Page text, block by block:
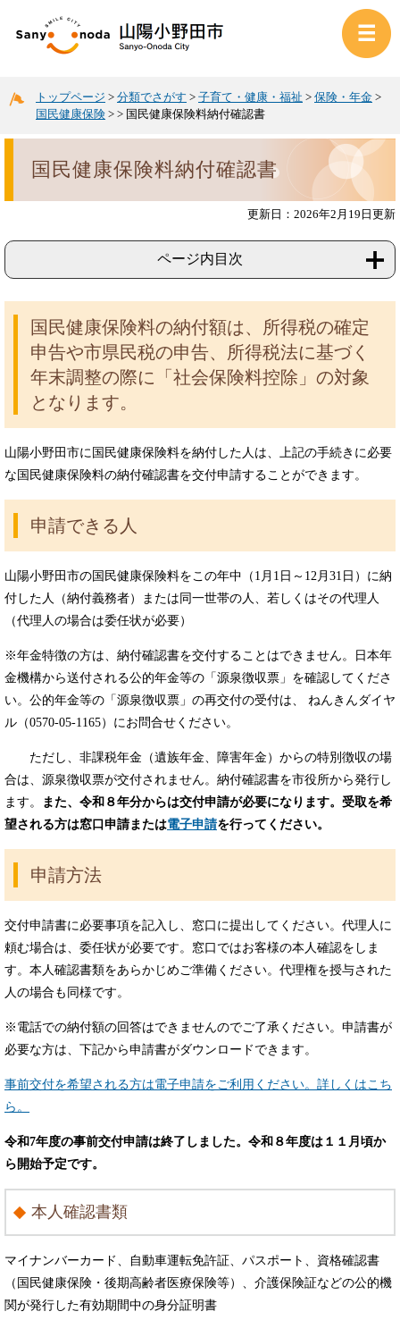
トップページ > 分類でさがす > 子育て・健康・福祉 > 保険・年金 >
国民健康保険 > > 国民健康保険料納付確認書
国民健康保険料納付確認書
更新日：2026年2月19日更新
ページ内目次
国民健康保険料の納付額は、所得税の確定
申告や市県民税の申告、所得税法に基づく
年末調整の際に「社会保険料控除」の対象
となります。
山陽小野田市に国民健康保険料を納付した人は、上記の手続きに必要
な国民健康保険料の納付確認書を交付申請することができます。
申請できる人
山陽小野田市の国民健康保険料をこの年中（1月1日～12月31日）に納
付した人（納付義務者）または同一世帯の人、若しくはその代理人
（代理人の場合は委任状が必要）
※年金特徴の方は、納付確認書を交付することはできません。日本年
金機構から送付される公的年金等の「源泉徴収票」を確認してくださ
い。公的年金等の「源泉徴収票」の再交付の受付は、 ねんきんダイヤ
ル（0570-05-1165）にお問合せください。
ただし、非課税年金（遺族年金、障害年金）からの特別徴収の場
合は、源泉徴収票が交付されません。納付確認書を市役所から発行し
ます。
また、令和８年分からは交付申請が必要になります。受取を希
望される方は窓口申請または電子申請を行ってください。
申請方法
交付申請書に必要事項を記入し、窓口に提出してください。代理人に
頼む場合は、委任状が必要です。窓口ではお客様の本人確認をしま
す。本人確認書類をあらかじめご準備ください。代理権を授与された
人の場合も同様です。
※電話での納付額の回答はできませんのでご了承ください。申請書が
必要な方は、下記から申請書がダウンロードできます。
事前交付を希望される方は電子申請をご利用ください。詳しくはこち
ら。
令和7年度の事前交付申請は終了しました。令和８年度は１１月頃か
ら開始予定です。
本人確認書類
マイナンバーカード、自動車運転免許証、パスポート、資格確認書
（国民健康保険・後期高齢者医療保険等）、介護保険証などの公的機
関が発行した有効期間中の身分証明書